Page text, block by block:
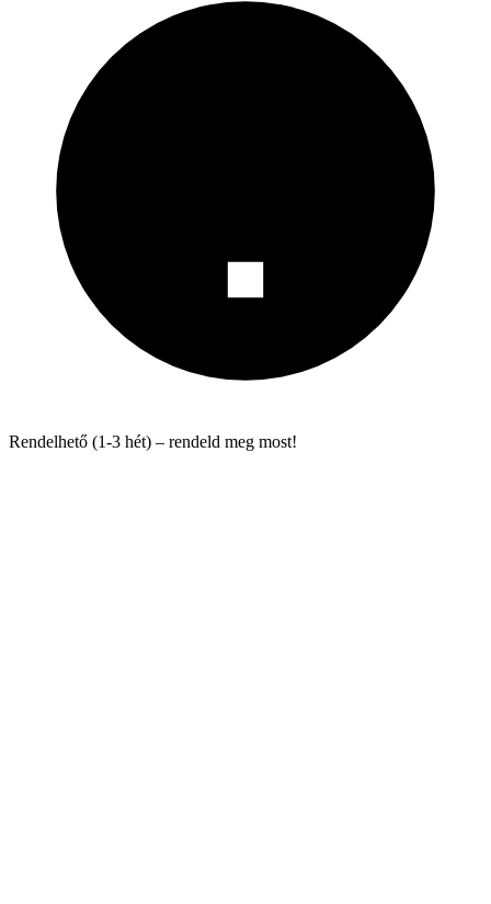
Rendelhető (1-3 hét) – rendeld meg most!